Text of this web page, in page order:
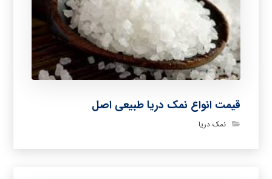
قیمت انواع نمک دریا طبیعی اصل
نمک دریا